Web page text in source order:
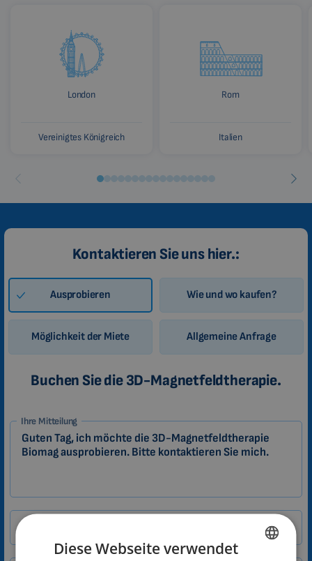
London
Vereinigtes Königreich
Rom
Italien
Kontaktieren Sie uns hier.:
Ausprobieren Wie und wo kaufen?
Möglichkeit der Miete Allgemeine Anfrage
Buchen Sie die 3D-Magnetfeldtherapie.
1-
DE
Zákazník
Ihre Mitteilung
Diese Webseite verwendet